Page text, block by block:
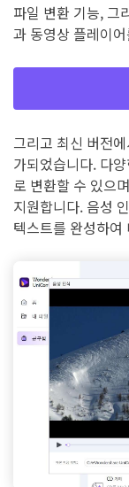
파일 변환 기능, 그
과 동영상 플레이
그리고 최신 버전
가되었습니다. 다
로 변환할 수 있으
지원합니다. 음성
텍스트를 완성하